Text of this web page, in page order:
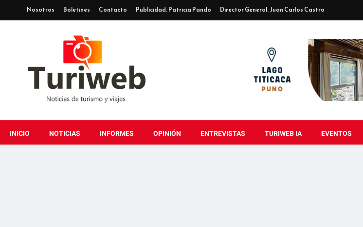
Nosotros Boletines Contacto Publicidad: Patricia Pando Director General: Juan Carlos Castro
INICIO NOTICIAS INFORMES OPINIÓN ENTREVISTAS TURIWEB IA EVENTOS